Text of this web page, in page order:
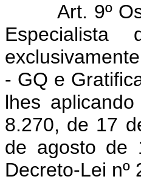
Art. 9º Os
- GQ e
lhes
8.270, de 17
de agosto de
Decreto-Lei nº